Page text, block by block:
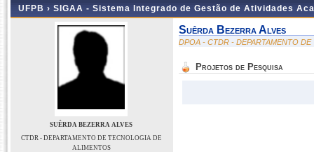
UFPB › SIGAA - Sistema Integrado de Gestão de Atividades
SUÊRDA BEZERRA ALVES
CTDR - DEPARTAMENTO DE TECNOLOGIA DE
ALIMENTOS
Suêrda Bezerra Alves
DPOA - CTDR - DEPARTAMENTO
Projetos de Pesquisa